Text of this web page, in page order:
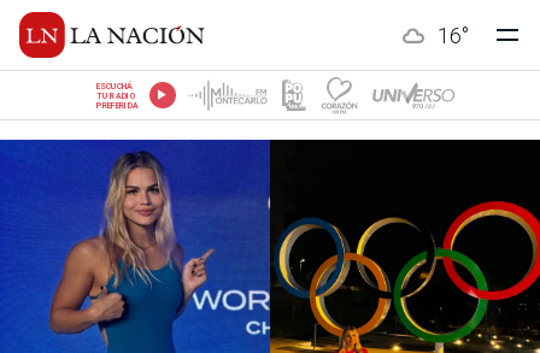
16°
ESCUCHÁ
TU RADIO
PREFERIDA